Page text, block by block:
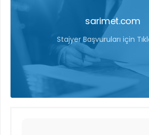
sarimet.com
Stajyer Başvuruları için